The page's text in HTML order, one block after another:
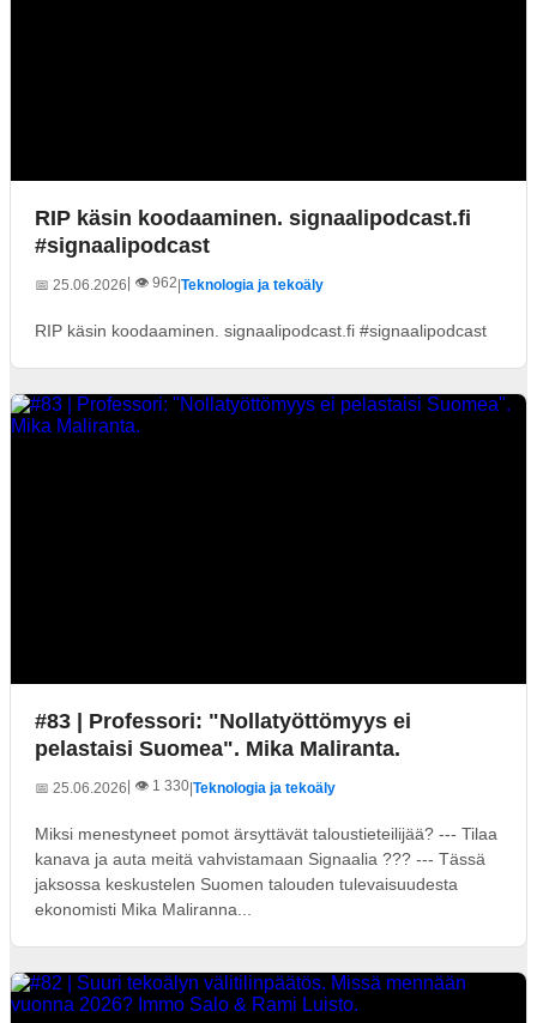
RIP käsin koodaaminen. signaalipodcast.fi
#signaalipodcast
📅 25.06.2026 | 👁️ 962|Teknologia ja tekoäly
RIP käsin koodaaminen. signaalipodcast.fi #signaalipodcast
#83 | Professori: "Nollatyöttömyys ei
pelastaisi Suomea". Mika Maliranta.
📅 25.06.2026 | 👁️ 1 330|Teknologia ja tekoäly
Miksi menestyneet pomot ärsyttävät taloustieteilijää? --- Tilaa
kanava ja auta meitä vahvistamaan Signaalia ??? --- Tässä
jaksossa keskustelen Suomen talouden tulevaisuudesta
ekonomisti Mika Maliranna...